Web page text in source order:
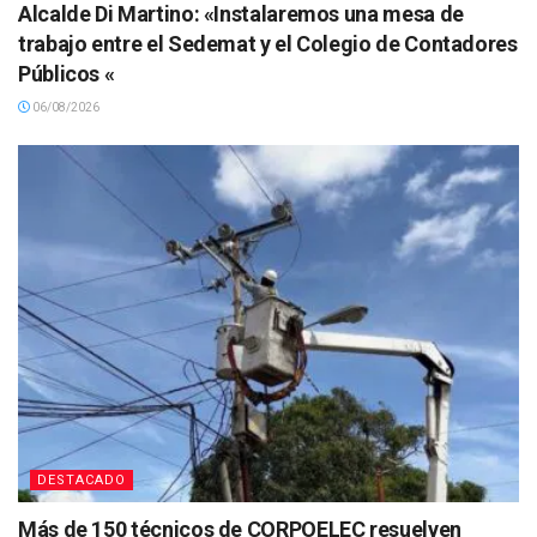
Alcalde Di Martino: «Instalaremos una mesa de
trabajo entre el Sedemat y el Colegio de Contadores
Públicos «
06/08/2026
DESTACADO
Más de 150 técnicos de CORPOELEC resuelven